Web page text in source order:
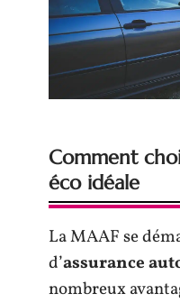
Comment
éco idéale
La MAAF se
d’assurance
nombreux